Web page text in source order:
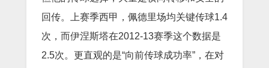
回传。上赛季西甲，佩德里场均关键传球1.4
次，而伊涅斯塔在2012-13赛季这个数据是
2.5次。更直观的是“向前传球成功率”，在对